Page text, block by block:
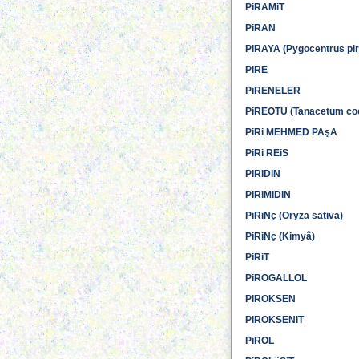
PiRAMiT
PiRAN
PiRAYA (Pygocentrus
PiRE
PiRENELER
PiREOTU (Tanacetum
PiRi MEHMED PAşA
PiRi REiS
PiRiDiN
PiRiMiDiN
PiRiNç (Oryza sativa)
PiRiNç (Kimyâ)
PiRiT
PiROGALLOL
PiROKSEN
PiROKSENiT
PiROL